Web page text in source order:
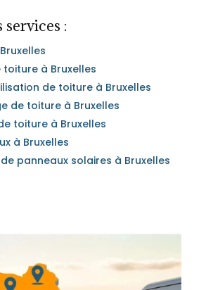
services :
à Bruxelles
de toiture à Bruxelles
de toiture à Bruxelles
toiture à Bruxelles
à Bruxelles
panneaux solaires à Bruxelles